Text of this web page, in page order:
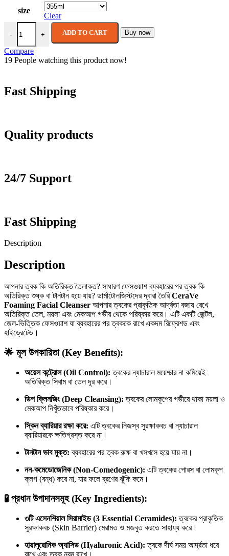
1,050.00৳
through
3,500.00৳
size
Clear
-
Cerave Foaming Facial Cleanser (For Normal to Oily Skin) quantity
+ ADD TO CART Buy now
Compare
19 People watching this product now!
Fast Shipping
Quality products
24/7 Support
Fast Shipping
Description
Description
আপনার ত্বক কি অতিরিক্ত তৈলাক্ত? সাধারণ ফেসওয়াশ ব্যবহারের পর ত্বক কি
অতিরিক্ত শুষ্ক বা টানটান হয়ে যায়? ডার্মাটোলজিস্টদের দ্বারা তৈরিCeraVe
Foaming Facial Cleanser আপনার ত্বকের প্রাকৃতিক আর্দ্রতা বজায় রেখে
অতিরিক্ত তেল, ময়লা এবং মেকআপ গভীর থেকে পরিষ্কার করে। এটি একটি জেন্টল,
জেল-ভিত্তিক ফেসওয়াশ যা ব্যবহারের পর ত্বককে রাখে একদম রিফ্রেশড এবং
হাইড্রেটেড।
🌟 মূল উপকারিতা (Key Benefits):
অয়েল কন্ট্রোল (Oil Control): ত্বকের ন্যাচারাল ময়েশ্চার না কমিয়েই
অতিরিক্ত সিবাম বা তেল দূর করে।
ডিপ ক্লিনজিং (Deep Cleansing): ত্বকের লোমকূপের গভীরে থাকা ময়লা ও
মেকআপ নিখুঁতভাবে পরিষ্কার করে।
স্কিন ব্যারিয়ার রক্ষা করে: এটি ত্বকের নিজস্ব সুরক্ষাকবচ বা ন্যাচারাল
ব্যারিয়ারকে ক্ষতিগ্রস্ত করে না।
টানটান ভাব মুক্ত: ব্যবহারের পর ত্বক রুক্ষ বা খসখসে হয়ে যায় না।
নন-কমেডোজেনিক (Non-Comedogenic): এটি ত্বকের পোরস বা লোমকূপ
ক্লগ (বন্ধ) করে না, যার ফলে ব্রণের ঝুঁকি কমে।
🧪 প্রধান উপাদানসমূহ (Key Ingredients):
৩টি এসেনশিয়াল সিরামাইড (3 Essential Ceramides): ত্বকের প্রাকৃতিক
সুরক্ষাকবচ (Skin Barrier) মেরামত ও মজবুত করতে সাহায্য করে।
হায়ালুরোনিক অ্যাসিড (Hyaluronic Acid): ত্বকে দীর্ঘ সময় আর্দ্রতা ধরে